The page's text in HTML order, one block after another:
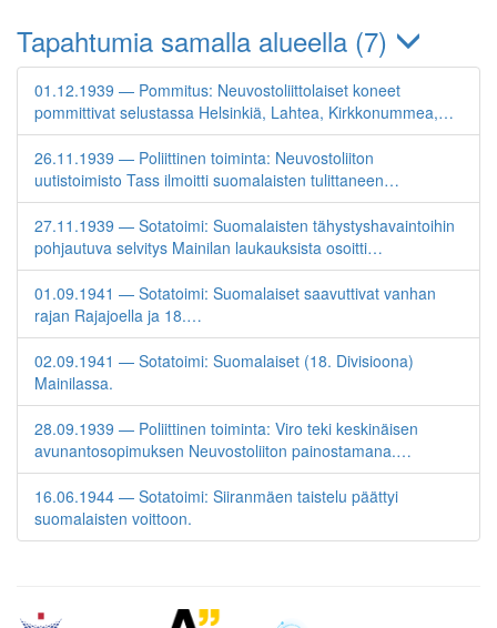
Tapahtumia samalla alueella (7)
01.12.1939 — Pommitus: Neuvostoliittolaiset koneet
pommittivat selustassa Helsinkiä, Lahtea, Kirkkonummea,…
26.11.1939 — Poliittinen toiminta: Neuvostoliiton
uutistoimisto Tass ilmoitti suomalaisten tulittaneen…
27.11.1939 — Sotatoimi: Suomalaisten tähystyshavaintoihin
pohjautuva selvitys Mainilan laukauksista osoitti…
01.09.1941 — Sotatoimi: Suomalaiset saavuttivat vanhan
rajan Rajajoella ja 18.…
02.09.1941 — Sotatoimi: Suomalaiset (18. Divisioona)
Mainilassa.
28.09.1939 — Poliittinen toiminta: Viro teki keskinäisen
avunantosopimuksen Neuvostoliiton painostamana.…
16.06.1944 — Sotatoimi: Siiranmäen taistelu päättyi
suomalaisten voittoon.